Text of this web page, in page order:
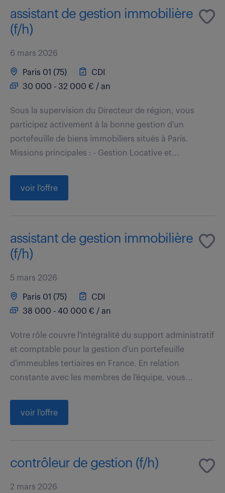
assistant de gestion immobilière
(f/h)
6 mars 2026
Paris 01 (75)
CDI
30 000 - 32 000 € / an
Sous la supervision du Directeur de région, vous
participez activement à la bonne gestion d'un
portefeuille de biens immobiliers situés à Paris.
Missions principales : - Gestion Locative et...
voir l'offre
assistant de gestion immobilière
(f/h)
5 mars 2026
Paris 01 (75)
CDI
38 000 - 40 000 € / an
Votre rôle couvre l'intégralité du support administratif
et comptable pour la gestion d'un portefeuille
d'immeubles tertiaires en France. En relation
constante avec les membres de l'équipe, vous...
voir l'offre
contrôleur de gestion (f/h)
2 mars 2026